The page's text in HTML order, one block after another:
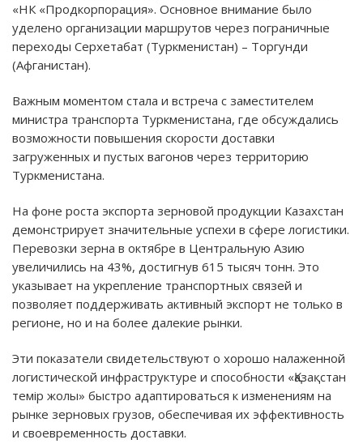
«НК «Продкорпорация». Основное внимание было
уделено организации маршрутов через пограничные
переходы Серхетабат (Туркменистан) – Торгунди
(Афганистан).
Важным моментом стала и встреча с заместителем
министра транспорта Туркменистана, где обсуждались
возможности повышения скорости доставки
загруженных и пустых вагонов через территорию
Туркменистана.
На фоне роста экспорта зерновой продукции Казахстан
демонстрирует значительные успехи в сфере логистики.
Перевозки зерна в октябре в Центральную Азию
увеличились на 43%, достигнув 615 тысяч тонн. Это
указывает на укрепление транспортных связей и
позволяет поддерживать активный экспорт не только в
регионе, но и на более далекие рынки.
Эти показатели свидетельствуют о хорошо налаженной
логистической инфраструктуре и способности «Қазақстан
темір жолы» быстро адаптироваться к изменениям на
рынке зерновых грузов, обеспечивая их эффективность
и своевременность доставки.